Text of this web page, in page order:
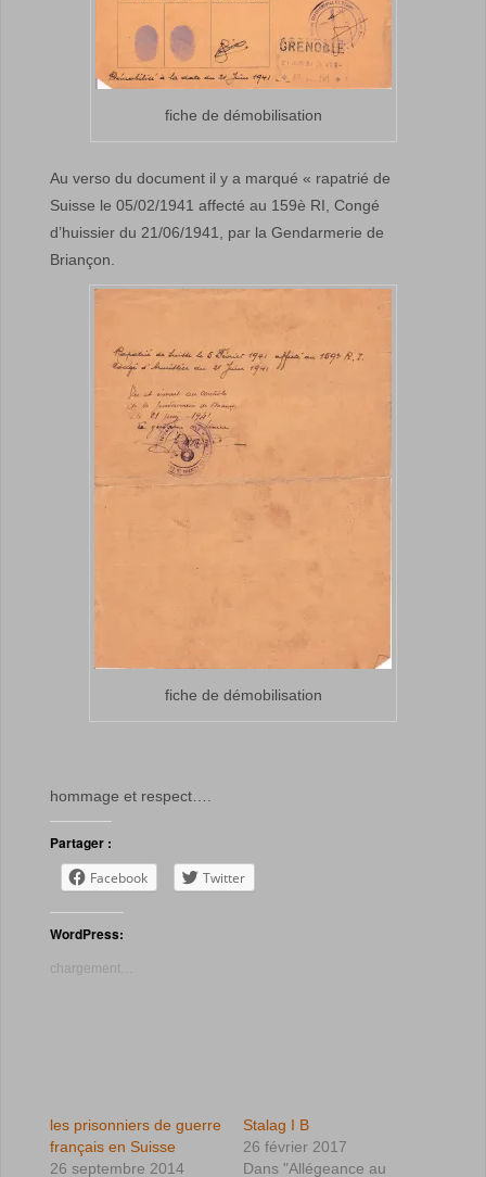
fiche de démobilisation
Au verso du document il y a marqué « rapatrié de
Suisse le 05/02/1941 affecté au 159è RI, Congé
d’huissier du 21/06/1941, par la Gendarmerie de
Briançon.
fiche de démobilisation
hommage et respect….
Partager :
Facebook Twitter
WordPress:
chargement…
les prisonniers de guerre
français en Suisse
26 septembre 2014
Stalag I B
26 février 2017
Dans "Allégeance au